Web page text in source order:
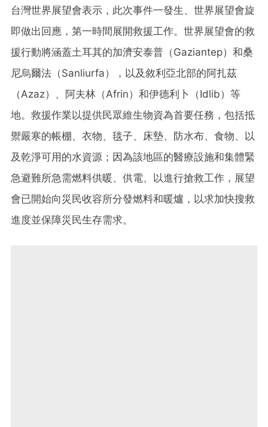
台灣世界展望會表示，此次事件一發生、世界展望會旋
即做出回應，第一時間展開救援工作。世界展望會的救
援行動將涵蓋土耳其的加濟安泰普（Gaziantep）和桑
尼烏爾法（Sanliurfa），以及敘利亞北部的阿扎茲
（Azaz）、阿夫林（Afrin）和伊德利卜（Idlib）等
地。救援作業以提供民眾維生物資為首要任務，包括抵
禦嚴寒的帳棚、衣物、毯子、床墊、防水布、食物、以
及乾淨可用的水資源；因為該地區的醫療設施和集體緊
急避難所急需燃料供暖、供電、以進行搶救工作，展望
會已開始向災民收容所分發燃料和暖爐，以求加快搜救
進度並保障災民生存需求。